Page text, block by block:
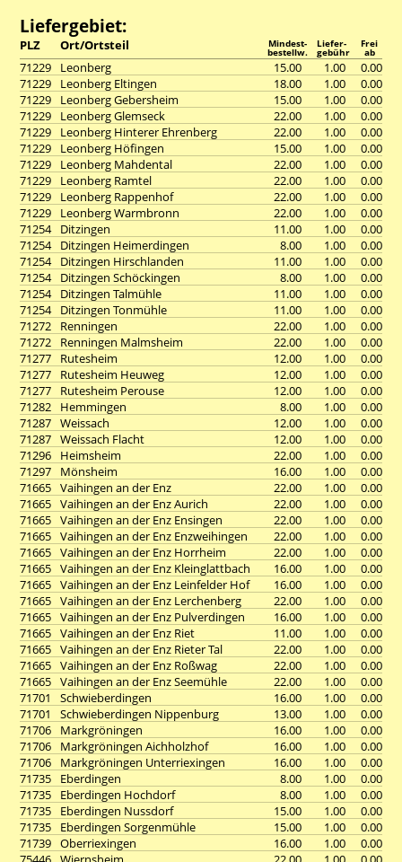
Liefergebiet:
PLZ Ort/Ortsteil Mindest-
bestellw.
Liefer-
gebühr
Frei
ab
71229 Leonberg 15.00 1.00
0.00
71229
Leonberg Eltingen 18.00 1.00
0.00
71229
Leonberg Gebersheim 15.00 1.00
0.00
71229
Leonberg Glemseck 22.00 1.00
0.00
71229
Leonberg Hinterer Ehrenberg 22.00 1.00
0.00
71229
Leonberg Höfingen 15.00 1.00
0.00
71229
Leonberg Mahdental 22.00 1.00
0.00
71229
Leonberg Ramtel 22.00 1.00
0.00
71229
Leonberg Rappenhof 22.00 1.00
0.00
71229
Leonberg Warmbronn 22.00 1.00
0.00
71254
Ditzingen 11.00 1.00
0.00
71254
Ditzingen Heimerdingen 8.00 1.00
0.00
71254
Ditzingen Hirschlanden 11.00 1.00
0.00
71254
Ditzingen Schöckingen 8.00 1.00
0.00
71254
Ditzingen Talmühle 11.00 1.00
0.00
71254
Ditzingen Tonmühle 11.00 1.00
0.00
71272
Renningen 22.00 1.00
0.00
71272
Renningen Malmsheim 22.00 1.00
0.00
71277
Rutesheim 12.00 1.00
0.00
71277
Rutesheim Heuweg 12.00 1.00
0.00
71277
Rutesheim Perouse 12.00 1.00
0.00
71282
Hemmingen 8.00 1.00
0.00
71287 Weissach 12.00 1.00
0.00
71287 Weissach Flacht 12.00 1.00
0.00
71296
Heimsheim 22.00 1.00
0.00
71297
Mönsheim 16.00 1.00
0.00
71665 Vaihingen an der Enz 22.00 1.00
0.00
71665 Vaihingen an der Enz Aurich 22.00 1.00
0.00
71665 Vaihingen an der Enz Ensingen 22.00 1.00
0.00
71665 Vaihingen an der Enz Enzweihingen 22.00 1.00
0.00
71665 Vaihingen an der Enz Horrheim 22.00 1.00
0.00
71665 Vaihingen an der Enz Kleinglattbach 16.00 1.00
0.00
71665 Vaihingen an der Enz Leinfelder Hof 16.00 1.00
0.00
71665 Vaihingen an der Enz Lerchenberg 22.00 1.00
0.00
71665 Vaihingen an der Enz Pulverdingen 16.00 1.00
0.00
71665 Vaihingen an der Enz Riet 11.00 1.00
0.00
71665 Vaihingen an der Enz Rieter Tal 22.00 1.00
0.00
71665 Vaihingen an der Enz Roßwag 22.00 1.00
0.00
71665 Vaihingen an der Enz Seemühle 22.00 1.00
0.00
71701
Schwieberdingen 16.00 1.00
0.00
71701
Schwieberdingen Nippenburg 13.00 1.00
0.00
71706
Markgröningen 16.00 1.00
0.00
71706
Markgröningen Aichholzhof 16.00 1.00
0.00
71706
Markgröningen Unterriexingen 16.00 1.00
0.00
71735
Eberdingen 8.00 1.00
0.00
71735
Eberdingen Hochdorf 8.00 1.00
0.00
71735
Eberdingen Nussdorf 15.00 1.00
0.00
71735
Eberdingen Sorgenmühle 15.00 1.00
0.00
71739 Oberriexingen 16.00 1.00
0.00